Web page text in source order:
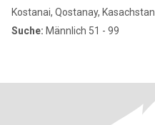
Kostanai, Qostanay, Kasachstan
Suche: Männlich 51 - 99